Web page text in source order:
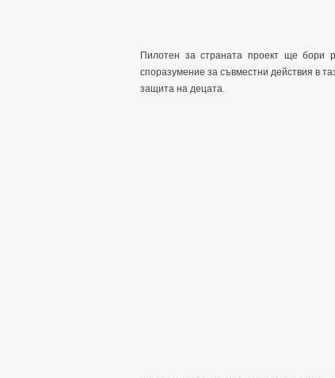
Пилотен за страната проект ще бори
споразумение за съвместни действия в
защита на децата.